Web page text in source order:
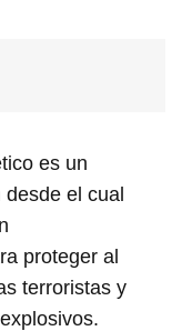
es un
el cual
proteger al
terroristas y